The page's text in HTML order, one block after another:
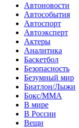
Автоновости
Автособытия
Автоспорт
Автоэксперт
Актеры
Аналитика
Баскетбол
Безопасность
Безумный мир
Биатлон/Лыжи
Бокс/MMA
В мире
В России
Вещи